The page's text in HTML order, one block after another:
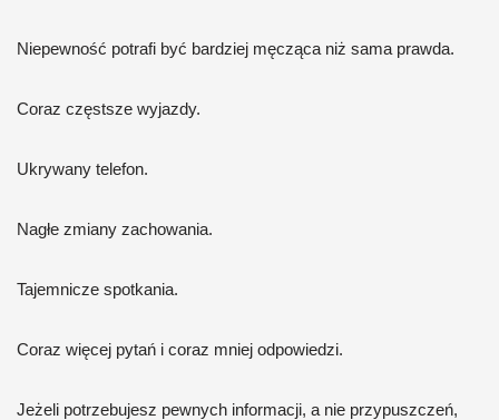
Niepewność potrafi być bardziej męcząca niż sama prawda.
Coraz częstsze wyjazdy.
Ukrywany telefon.
Nagłe zmiany zachowania.
Tajemnicze spotkania.
Coraz więcej pytań i coraz mniej odpowiedzi.
Jeżeli potrzebujesz pewnych informacji, a nie przypuszczeń,